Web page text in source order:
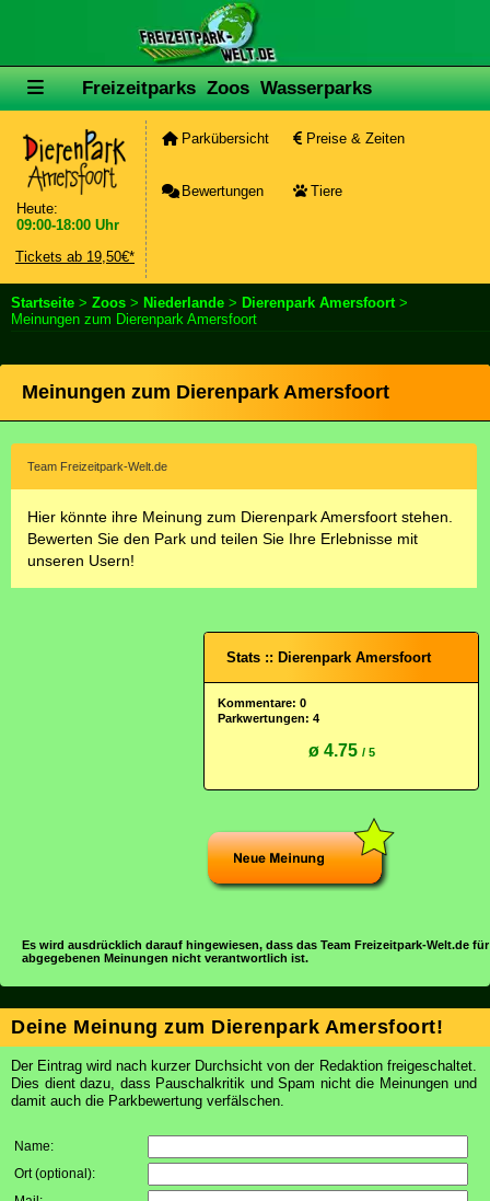
Freizeitparks Zoos Wasserparks
Heute:
09:00-18:00 Uhr
Tickets ab 19,50€*
Parkübersicht Preise & Zeiten
Bewertungen Tiere
Startseite > Zoos > Niederlande > Dierenpark Amersfoort>
Meinungen zum Dierenpark Amersfoort
Meinungen zum Dierenpark Amersfoort
Team Freizeitpark-Welt.de
Hier könnte ihre Meinung zum Dierenpark Amersfoort stehen.
Bewerten Sie den Park und teilen Sie Ihre Erlebnisse mit
unseren Usern!
Stats :: Dierenpark Amersfoort
Kommentare: 0
Parkwertungen: 4
ø 4.75 / 5
Es wird ausdrücklich darauf hingewiesen, dass das Team Freizeitpark-Welt.de
abgegebenen Meinungen nicht verantwortlich ist.
Deine Meinung zum Dierenpark Amersfoort!
Der Eintrag wird nach kurzer Durchsicht von der Redaktion freigeschaltet.
Dies dient dazu, dass Pauschalkritik und Spam nicht die Meinungen und
damit auch die Parkbewertung verfälschen.
Name:
Ort (optional):